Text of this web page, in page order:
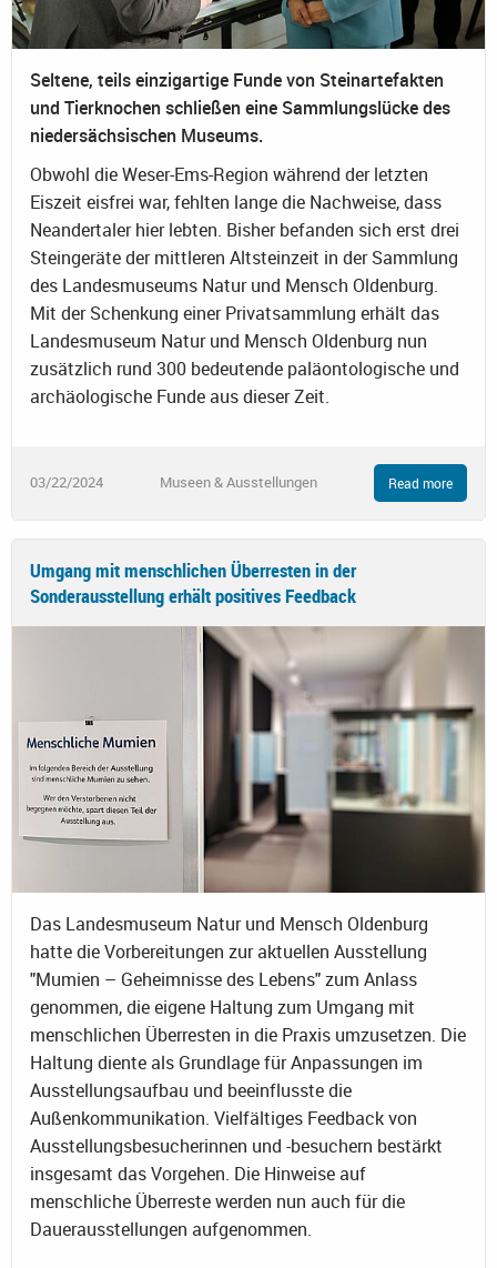
Seltene, teils einzigartige Funde von Steinartefakten
und Tierknochen schließen eine Sammlungslücke des
niedersächsischen Museums.
Obwohl die Weser-Ems-Region während der letzten
Eiszeit eisfrei war, fehlten lange die Nachweise, dass
Neandertaler hier lebten. Bisher befanden sich erst drei
Steingeräte der mittleren Altsteinzeit in der Sammlung
des Landesmuseums Natur und Mensch Oldenburg.
Mit der Schenkung einer Privatsammlung erhält das
Landesmuseum Natur und Mensch Oldenburg nun
zusätzlich rund 300 bedeutende paläontologische und
archäologische Funde aus dieser Zeit.
03/22/2024 Museen & Ausstellungen Read more
Umgang mit menschlichen Überresten in der
Sonderausstellung erhält positives Feedback
Das Landesmuseum Natur und Mensch Oldenburg
hatte die Vorbereitungen zur aktuellen Ausstellung
"Mumien – Geheimnisse des Lebens" zum Anlass
genommen, die eigene Haltung zum Umgang mit
menschlichen Überresten in die Praxis umzusetzen. Die
Haltung diente als Grundlage für Anpassungen im
Ausstellungsaufbau und beeinflusste die
Außenkommunikation. Vielfältiges Feedback von
Ausstellungsbesucherinnen und -besuchern bestärkt
insgesamt das Vorgehen. Die Hinweise auf
menschliche Überreste werden nun auch für die
Dauerausstellungen aufgenommen.